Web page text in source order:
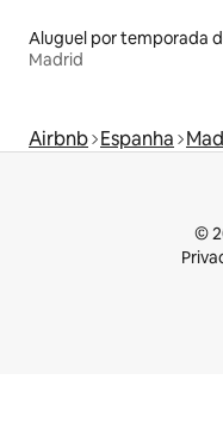
Madrid
Airbnb Espanha
©